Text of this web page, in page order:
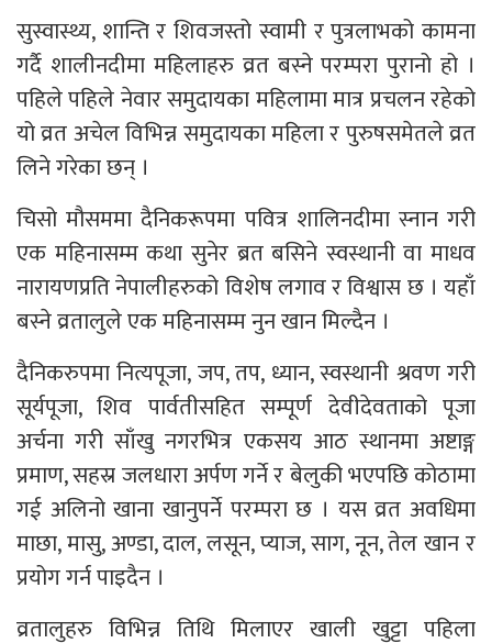
सुस्वास्थ्य, शान्ति र शिवजस्तो स्वामी र पुत्रलाभको कामना
गर्दै शालीनदीमा महिलाहरु व्रत बस्ने परम्परा पुरानो हो ।
पहिले पहिले नेवार समुदायका महिलामा मात्र प्रचलन रहेको
यो व्रत अचेल विभिन्न समुदायका महिला र पुरुषसमेतले व्रत
लिने गरेका छन् ।
चिसो मौसममा दैनिकरूपमा पवित्र शालिनदीमा स्नान गरी
एक महिनासम्म कथा सुनेर ब्रत बसिने स्वस्थानी वा माधव
नारायणप्रति नेपालीहरुको विशेष लगाव र विश्वास छ । यहाँ
बस्ने व्रतालुले एक महिनासम्म नुन खान मिल्दैन ।
दैनिकरुपमा नित्यपूजा, जप, तप, ध्यान, स्वस्थानी श्रवण गरी
सूर्यपूजा, शिव पार्वतीसहित सम्पूर्ण देवीदेवताको पूजा
अर्चना गरी साँखु नगरभित्र एकसय आठ स्थानमा अष्टाङ्ग
प्रमाण, सहस्र जलधारा अर्पण गर्ने र बेलुकी भएपछि कोठामा
गई अलिनो खाना खानुपर्ने परम्परा छ । यस व्रत अवधिमा
माछा, मासु, अण्डा, दाल, लसून, प्याज, साग, नून, तेल खान र
प्रयोग गर्न पाइदैन ।
व्रतालुहरु विभिन्न तिथि मिलाएर खाली खुट्टा पहिला